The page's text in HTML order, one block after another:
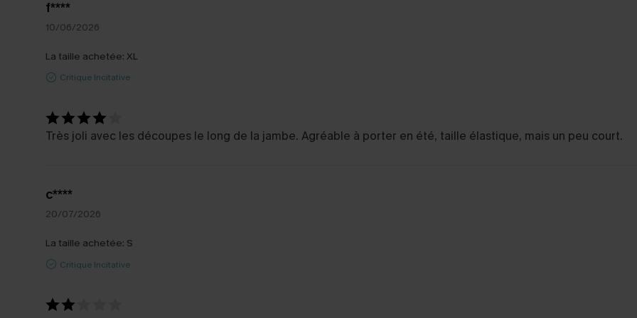
f****
10/06/2026
La taille achetée: XL
Critique Incitative
Très joli avec les découpes le long de la jambe. Agréable à porter en été, taille élastique, mais un peu court.
c****
20/07/2026
La taille achetée: S
Critique Incitative